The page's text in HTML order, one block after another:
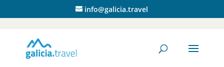
info@galicia.travel